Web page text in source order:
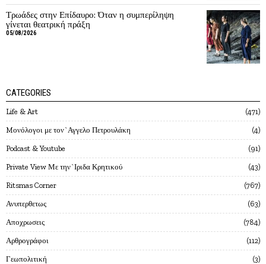
Τρωάδες στην Επίδαυρο: Όταν η συμπερίληψη
γίνεται θεατρική πράξη
05/08/2026
CATEGORIES
Life & Art 471
Mονόλογοι με τον`Αγγελο Πετρουλάκη 4
Podcast & Youtube 91
Private View Με την`Ιριδα Κρητικού 43
Ritsmas Corner 767
Ανυπερθετως 63
Αποχρωσεις 784
Αρθρογράφοι 112
Γεωπολιτική 3